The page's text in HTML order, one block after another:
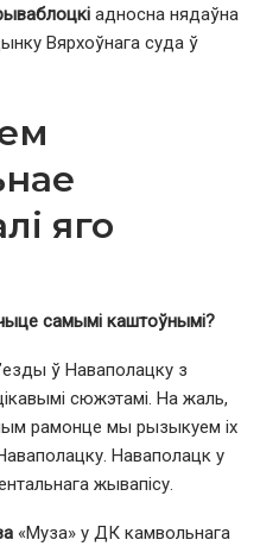
адносна нядаўна
Вярхоўнага суда ў
яго
самымі каштоўнымі?
ў Наваполацку з
сюжэтамі. На жаль,
рамонце мы рызыкуем іх
Наваполацк у
жывапісу.
«Муза» у ДК камвольнага